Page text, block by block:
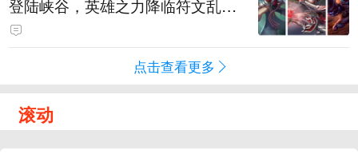
登陆峡谷，英雄之力降临符文乱
斗！
点击查看更多
滚动